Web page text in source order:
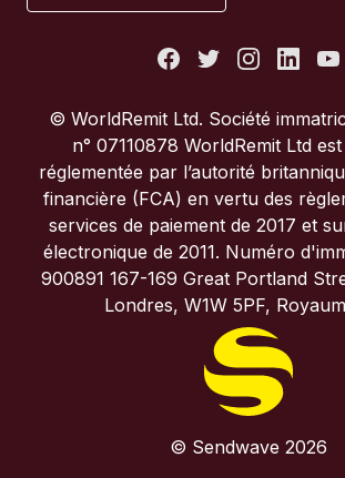
Italie
Portugal
Royaume-Uni
© WorldRemit Ltd. Société
n° 07110878 WorldRemit Ltd
réglementée par l’autorité
financière (FCA) en vertu des
services de paiement de 2017 et
électronique de 2011. Numéro
900891 167-169 Great Portland
Londres, W1W 5PF,
© Sendwave 2026